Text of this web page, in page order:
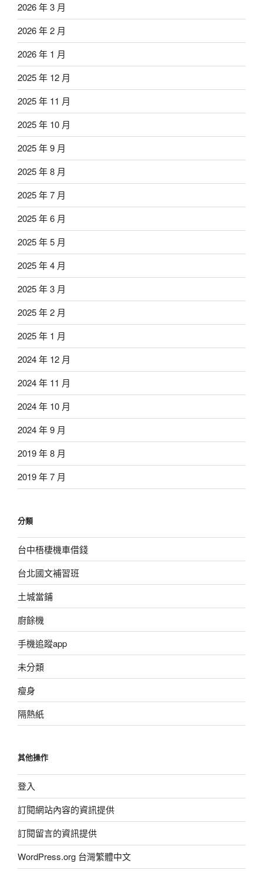
2026 年 3 月
2026 年 2 月
2026 年 1 月
2025 年 12 月
2025 年 11 月
2025 年 10 月
2025 年 9 月
2025 年 8 月
2025 年 7 月
2025 年 6 月
2025 年 5 月
2025 年 4 月
2025 年 3 月
2025 年 2 月
2025 年 1 月
2024 年 12 月
2024 年 11 月
2024 年 10 月
2024 年 9 月
2019 年 8 月
2019 年 7 月
分類
台中梧棲機車借錢
台北國文補習班
土城當鋪
廚餘機
手機追蹤app
未分類
瘦身
隔熱紙
其他操作
登入
訂閱網站內容的資訊提供
訂閱留言的資訊提供
WordPress.org 台灣繁體中文